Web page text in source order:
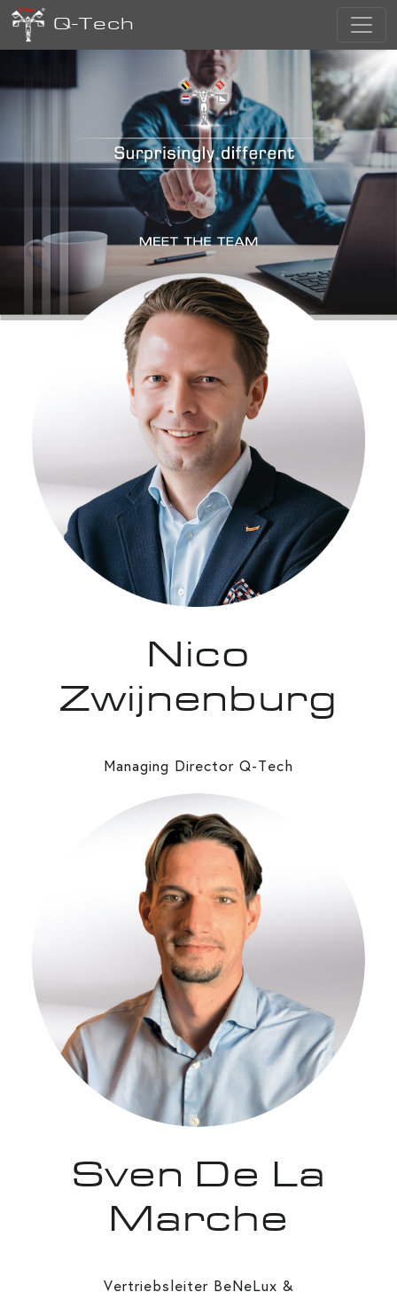
Q-Tech
Nico
Zwijnenburg
Managing Director Q-Tech
Sven De La
Marche
Vertriebsleiter BeNeLux &